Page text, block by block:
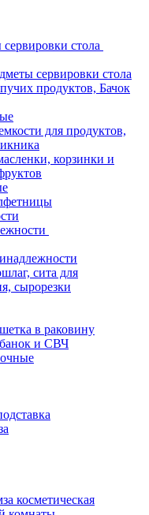
стола
сервировки стола
продуктов, Бачок
для продуктов,
корзинки и
сита для
сырорезки
в раковину
и СВЧ
косметическая